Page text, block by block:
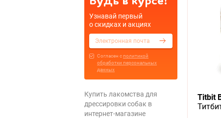
Узнавай первый
о скидках и акциях
Cогласен сполитикой
обработки персональных
данных
Купить лакомства для
дрессировки собак в
интернет-магазине
Titbit